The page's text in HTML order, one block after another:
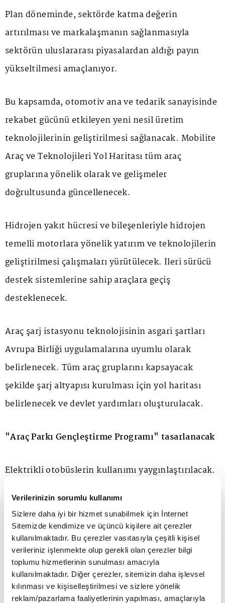
Verilerinizin sorumlu kullanımı
Sizlere daha iyi bir hizmet sunabilmek için İnternet
Sitemizde kendimize ve üçüncü kişilere ait çerezler
kullanılmaktadır. Bu çerezler vasıtasıyla çeşitli kişisel
verileriniz işlenmekte olup gerekli olan çerezler bilgi
toplumu hizmetlerinin sunulması amacıyla
kullanılmaktadır. Diğer çerezler, sitemizin daha işlevsel
kılınması ve kişiselleştirilmesi ve sizlere yönelik
reklam/pazarlama faaliyetlerinin yapılması, amaçlarıyla
Plan döneminde, sektörde katma değerin
artırılması ve markalaşmanın sağlanmasıyla
sektörün uluslararası piyasalardan aldığı payın
yükseltilmesi amaçlanıyor.
Bu kapsamda, otomotiv ana ve tedarik sanayisinde
rekabet gücünü etkileyen yeni nesil üretim
teknolojilerinin geliştirilmesi sağlanacak. Mobilite
Araç ve Teknolojileri Yol Haritası tüm araç
gruplarına yönelik olarak ve gelişmeler
doğrultusunda güncellenecek.
Hidrojen yakıt hücresi ve bileşenleriyle hidrojen
temelli motorlara yönelik yatırım ve teknolojilerin
geliştirilmesi çalışmaları yürütülecek. İleri sürücü
destek sistemlerine sahip araçlara geçiş
desteklenecek.
Araç şarj istasyonu teknolojisinin asgari şartları
Avrupa Birliği uygulamalarına uyumlu olarak
belirlenecek. Tüm araç gruplarını kapsayacak
şekilde şarj altyapısı kurulması için yol haritası
belirlenecek ve devlet yardımları oluşturulacak.
"Araç Parkı Gençleştirme Programı" tasarlanacak
Elektrikli otobüslerin kullanımı yaygınlaştırılacak.
pazarın dönüşümü sağlanarak yeşil dönüşüm
gerçekleştirilecek. 2053 net sıfır hedefine yönelik
enerji ağı, altyapı teknolojileri ve erişim
alanlarındaki ihtiyaçlar araç gruplarına göre
belirlenecek.